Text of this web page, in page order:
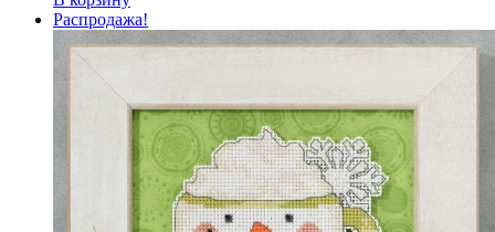
Распродажа!